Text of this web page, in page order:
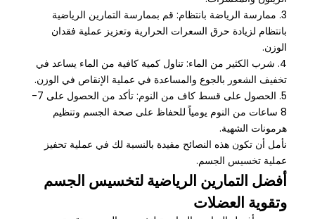
3. ممارسة الرياضة بانتظام: قم بممارسة التمارين الرياضية
بانتظام لزيادة حرق السعرات الحرارية وتعزيز عملية فقدان
الوزن.
4. شرب الكثير من الماء: تناول كمية كافية من الماء يساعد في
تخفيف الشعور بالجوع والمساعدة في عملية الإنقاص في الوزن.
5. الحصول على قسط كاف من النوم: تأكد من الحصول على 7-
8 ساعات من النوم يومياً للحفاظ على صحة الجسم وتنظيم
هرمونات الشهية.
نأمل أن تكون هذه النصائح مفيدة بالنسبة لك في عملية تحفيز
عملية تخسيس الجسم.
أفضل التمارين الرياضية لتخسيس الجسم
وتقوية العضلات